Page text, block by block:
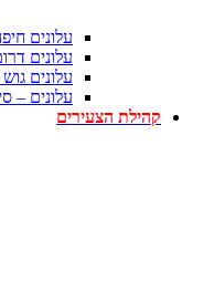
עלונים
עלונים
עלונים גוש
עלונים –
קהילת הצעירים